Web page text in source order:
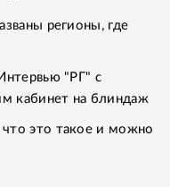
регионы, где
"РГ" с
кабинет на блиндаж
это такое и можно